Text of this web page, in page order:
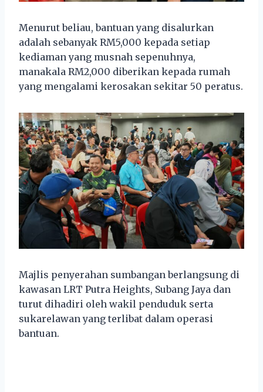
Menurut beliau, bantuan yang disalurkan
adalah sebanyak RM5,000 kepada setiap
kediaman yang musnah sepenuhnya,
manakala RM2,000 diberikan kepada rumah
yang mengalami kerosakan sekitar 50 peratus.
Majlis penyerahan sumbangan berlangsung di
kawasan LRT Putra Heights, Subang Jaya dan
turut dihadiri oleh wakil penduduk serta
sukarelawan yang terlibat dalam operasi
bantuan.